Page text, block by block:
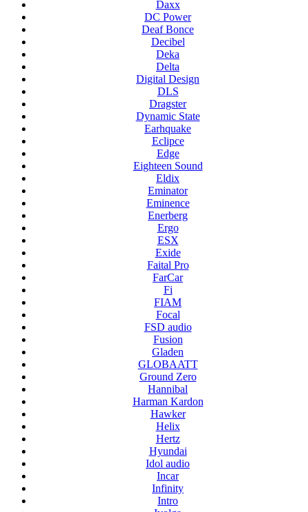
Daxx
DC Power
Deaf Bonce
Decibel
Deka
Delta
Digital Design
DLS
Dragster
Dynamic State
Earhquake
Eclipce
Edge
Eighteen Sound
Eldix
Eminator
Eminence
Enerberg
Ergo
ESX
Exide
Faital Pro
FarCar
Fi
FIAM
Focal
FSD audio
Fusion
Gladen
GLOBAATT
Ground Zero
Hannibal
Harman Kardon
Hawker
Helix
Hertz
Hyundai
Idol audio
Incar
Infinity
Intro